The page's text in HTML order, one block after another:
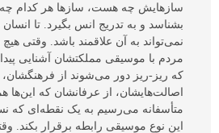
سازهایش چه هست، ساز‌ها هر کدام چه
بشناسد و به تدریج انس بگیرد. تا
نمی‌تواند به آن علاقمند باشد. وقتی
مردم با موسیقی مملکتشان آشنایی
که ریز-ریز دور می‌شوند از فرهنگشان،
اصالت‌هایشان، از عرفانشان که این‌ها
متأسفانه می‌رسیم به یک نقطه‌ای که
این نوع موسیقی رابطه برقرار بکند.